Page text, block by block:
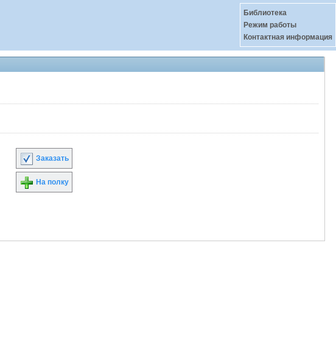
Библиотека
Режим работы
Контактная информация
Заказать
На полку